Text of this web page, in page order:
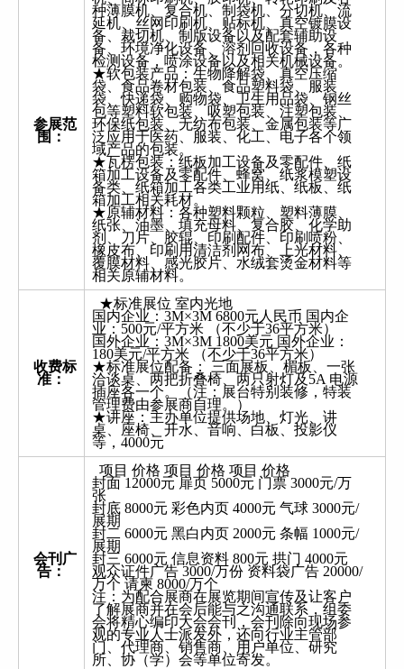
参展范
围：
种薄膜机、复合机、制袋机、分切机、流
延机、丝网印刷机、贴标机、真空镀膜设
备、裁切机、制版设备以及配套辅助设
备、环境净化设备、溶剂回收设备，各种
检测设备，喷涂设备以及相关机械设备。
★软包装产品：生物降解袋、真空压缩
袋、食品卷材包装、食品塑料袋、服装
袋、快递袋、购物袋、卫生用品袋、钢丝
包等塑料软包装、吸塑包装、注塑包装、
环保纸包装、无纺布包装、金属包装等广
泛应用于医药、服装、化工、电子各个领
域产品的包装。
★瓦楞包装：纸板加工设备及零配件、纸
箱加工设备及零配件、蜂窝、纸浆模塑设
备类、纸箱加工各类工业用纸、纸板、纸
箱加工相关耗材。
★原辅材料：各种塑料颗粒、塑料薄膜、
纸张、油墨、填充母料、复合胶、化学助
剂、刀片、胶辊、印刷配件、印刷喷粉、
橡皮布、印刷用清洁剂网布、上光材料、
覆膜材料、感光胶片、水绒套烫金材料等
相关原辅材料。
收费标
准：
★标准展位 室内光地
国内企业：3M×3M 6800元人民币 国内企
业：500元/平方米 （不少于36平方米）
国外企业：3M×3M 1800美元 国外企业：
180美元/平方米 （不少于36平方米）
★标准展位配备： 三面展板、楣板、一张
洽谈桌、两把折叠椅、两只射灯及5A 电源
插座各一个。（注：展台特别装修，特装
管理费由参展商自理。）
★讲座：主办单位提供场地、灯光、讲
桌、座椅、开水、音响、白板、投影仪
等，4000元
会刊广
告：
项目 价格 项目 价格 项目 价格
封面 12000元 扉页 5000元 门票 3000元/万
张
封底 8000元 彩色内页 4000元 气球 3000元/
展期
封二 6000元 黑白内页 2000元 条幅 1000元/
展期
封三 6000元 信息资料 800元 拱门 4000元
观众证件广告 3000/万份 资料袋广告 20000/
万个 请柬 8000/万个
注：为配合展商在展览期间宣传及让客户
了解展商并在会后能与之沟通联系，组委
会将精心编印大会会刊，会刊除向现场参
观的专业人士派发外，还向行业主管部
门、代理商、销售商、用户单位、研究
所、协（学）会等单位寄发。